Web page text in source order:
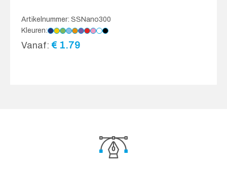
Artikelnummer: SSNano300
Kleuren:
Vanaf: € 1.79